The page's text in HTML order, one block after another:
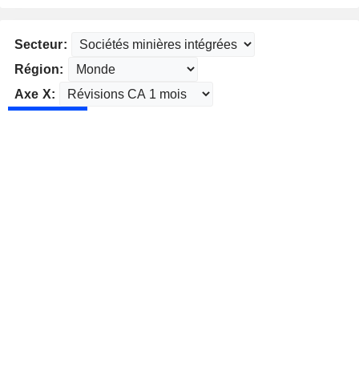
Secteur:
Région:
Axe X: